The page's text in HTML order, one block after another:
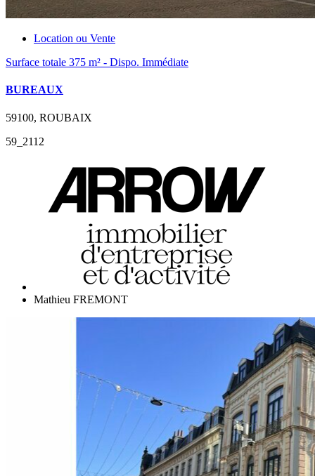
Location ou Vente
Surface totale 375 m² - Dispo. Immédiate
BUREAUX
59100, ROUBAIX
59_2112
Mathieu FREMONT